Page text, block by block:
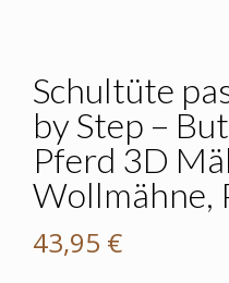
Schultüte
by Step –
Pferd 3D
Wollmähne,
43,95 €